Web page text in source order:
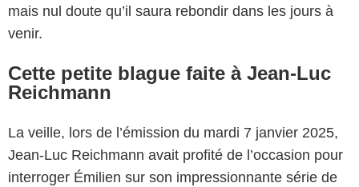
mais nul doute qu’il saura rebondir dans les jours à
venir.
Cette petite blague faite à Jean-Luc
Reichmann
La veille, lors de l’émission du mardi 7 janvier 2025,
Jean-Luc Reichmann avait profité de l’occasion pour
interroger Émilien sur son impressionnante série de